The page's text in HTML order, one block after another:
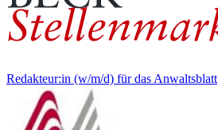
Redakteur:in (w/m/d) für das Anwaltsblatt